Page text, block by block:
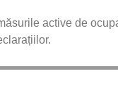
active de